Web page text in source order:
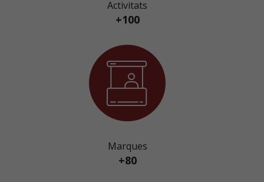
Activitats
+100
Marques
+80